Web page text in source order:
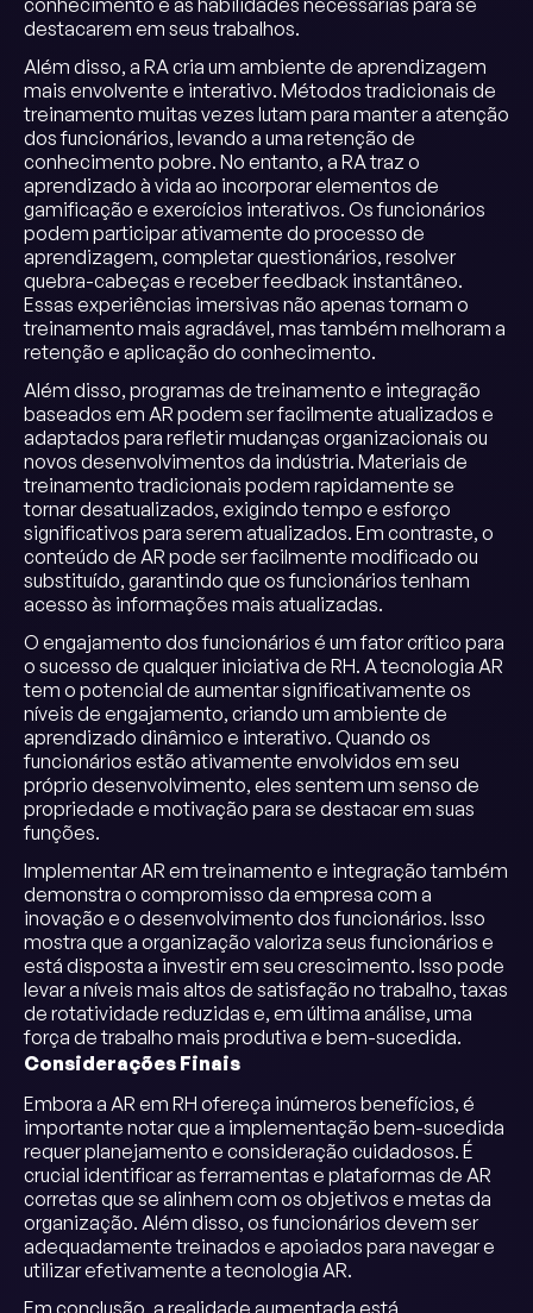
conhecimento e as habilidades necessárias para se
destacarem em seus trabalhos.
Além disso, a RA cria um ambiente de aprendizagem
mais envolvente e interativo. Métodos tradicionais de
treinamento muitas vezes lutam para manter a atenção
dos funcionários, levando a uma retenção de
conhecimento pobre. No entanto, a RA traz o
aprendizado à vida ao incorporar elementos de
gamificação e exercícios interativos. Os funcionários
podem participar ativamente do processo de
aprendizagem, completar questionários, resolver
quebra-cabeças e receber feedback instantâneo.
Essas experiências imersivas não apenas tornam o
treinamento mais agradável, mas também melhoram a
retenção e aplicação do conhecimento.
Além disso, programas de treinamento e integração
baseados em AR podem ser facilmente atualizados e
adaptados para refletir mudanças organizacionais ou
novos desenvolvimentos da indústria. Materiais de
treinamento tradicionais podem rapidamente se
tornar desatualizados, exigindo tempo e esforço
significativos para serem atualizados. Em contraste, o
conteúdo de AR pode ser facilmente modificado ou
substituído, garantindo que os funcionários tenham
acesso às informações mais atualizadas.
O engajamento dos funcionários é um fator crítico para
o sucesso de qualquer iniciativa de RH. A tecnologia AR
tem o potencial de aumentar significativamente os
níveis de engajamento, criando um ambiente de
aprendizado dinâmico e interativo. Quando os
funcionários estão ativamente envolvidos em seu
próprio desenvolvimento, eles sentem um senso de
propriedade e motivação para se destacar em suas
funções.
Implementar AR em treinamento e integração também
demonstra o compromisso da empresa com a
inovação e o desenvolvimento dos funcionários. Isso
mostra que a organização valoriza seus funcionários e
está disposta a investir em seu crescimento. Isso pode
levar a níveis mais altos de satisfação no trabalho, taxas
de rotatividade reduzidas e, em última análise, uma
força de trabalho mais produtiva e bem-sucedida.
Considerações Finais
Embora a AR em RH ofereça inúmeros benefícios, é
importante notar que a implementação bem-sucedida
requer planejamento e consideração cuidadosos. É
crucial identificar as ferramentas e plataformas de AR
corretas que se alinhem com os objetivos e metas da
organização. Além disso, os funcionários devem ser
adequadamente treinados e apoiados para navegar e
utilizar efetivamente a tecnologia AR.
Em conclusão, a realidade aumentada está